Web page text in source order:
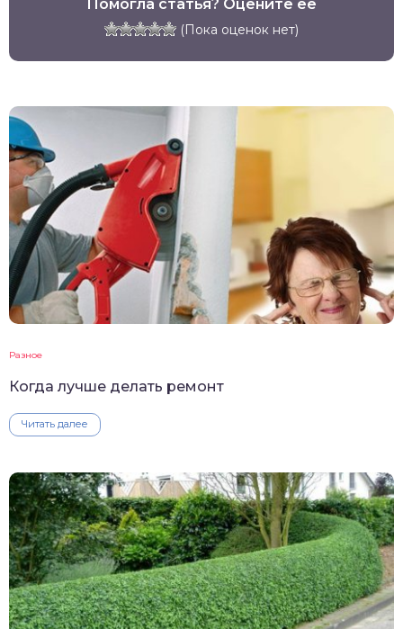
Помогла статья? Оцените её
(Пока оценок нет)
Разное
Когда лучше делать ремонт
Читать далее